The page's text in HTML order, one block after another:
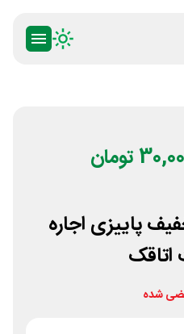
تومان
پاییزی اجاره
شده